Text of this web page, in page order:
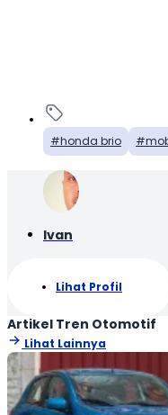
honda brio
Ivan
Lihat Profil
Artikel Tren Otomotif
Lihat Lainnya